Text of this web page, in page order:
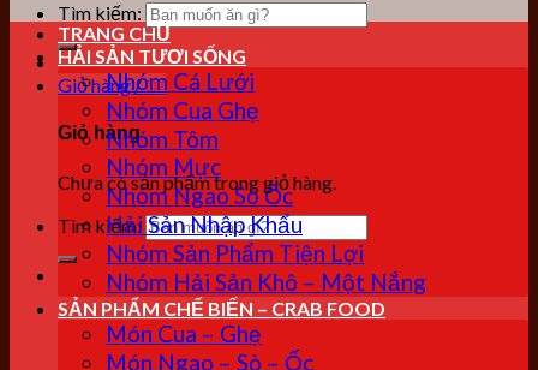
Tìm kiếm:
Giỏ hàng /0₫
Giỏ hàng
Chưa có sản phẩm trong giỏ hàng.
Tìm kiếm:
TRANG CHỦ
HẢI SẢN TƯƠI SỐNG
Nhóm Cá Lưới
Nhóm Cua Ghẹ
Nhóm Tôm
Nhóm Mực
Nhóm Ngao Sò Ốc
Hải Sản Nhập Khẩu
Nhóm Sản Phẩm Tiện Lợi
Nhóm Hải Sản Khô – Một Nắng
SẢN PHẨM CHẾ BIẾN – CRAB FOOD
Món Cua – Ghẹ
Món Ngao – Sò – Ốc